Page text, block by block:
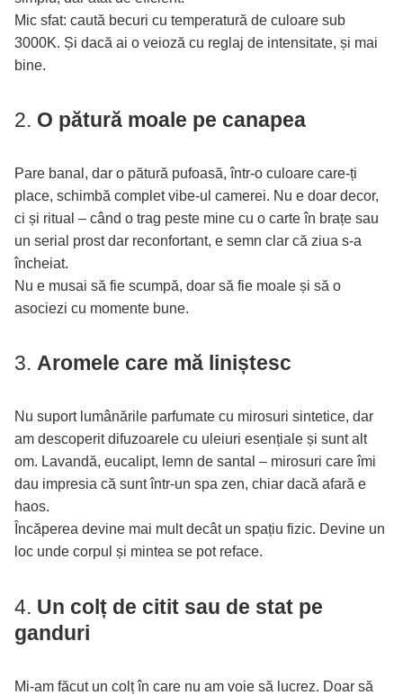
Mic sfat: caută becuri cu temperatură de culoare sub
3000K. Și dacă ai o veioză cu reglaj de intensitate, și mai
bine.
2. O pătură moale pe canapea
Pare banal, dar o pătură pufoasă, într-o culoare care-ți
place, schimbă complet vibe-ul camerei. Nu e doar decor,
ci și ritual – când o trag peste mine cu o carte în brațe sau
un serial prost dar reconfortant, e semn clar că ziua s-a
încheiat.
Nu e musai să fie scumpă, doar să fie moale și să o
asociezi cu momente bune.
3. Aromele care mă liniștesc
Nu suport lumânările parfumate cu mirosuri sintetice, dar
am descoperit difuzoarele cu uleiuri esențiale și sunt alt
om. Lavandă, eucalipt, lemn de santal – mirosuri care îmi
dau impresia că sunt într-un spa zen, chiar dacă afară e
haos.
Încăperea devine mai mult decât un spațiu fizic. Devine un
loc unde corpul și mintea se pot reface.
4. Un colț de citit sau de stat pe
ganduri
Mi-am făcut un colț în care nu am voie să lucrez. Doar să